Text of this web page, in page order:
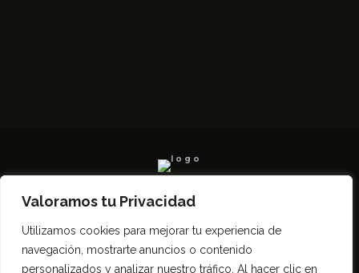
Valoramos tu Privacidad
Utilizamos cookies para mejorar tu experiencia de
navegación, mostrarte anuncios o contenido
personalizados y analizar nuestro tráfico. Al hacer clic en
(2023)